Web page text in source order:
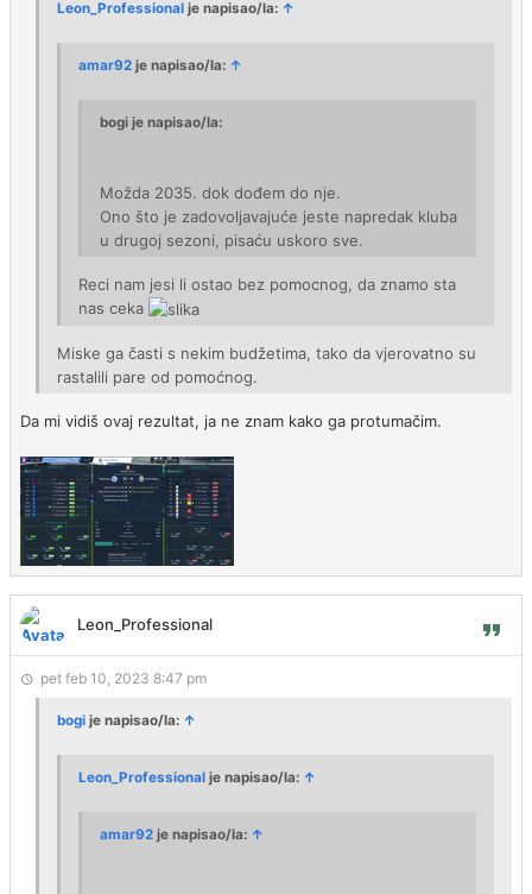
Leon_Professional je napisao/la: ↑
amar92 je napisao/la: ↑
bogi je napisao/la:
Možda 2035. dok dođem do nje.
Ono što je zadovoljavajuće jeste napredak kluba
u drugoj sezoni, pisaću uskoro sve.
Reci nam jesi li ostao bez pomocnog, da znamo sta
nas ceka
Miske ga časti s nekim budžetima, tako da vjerovatno su
rastalili pare od pomoćnog.
Da mi vidiš ovaj rezultat, ja ne znam kako ga protumačim.
Leon_Professional
pet feb 10, 2023 8:47 pm
bogi je napisao/la: ↑
Leon_Professional je napisao/la: ↑
amar92 je napisao/la: ↑